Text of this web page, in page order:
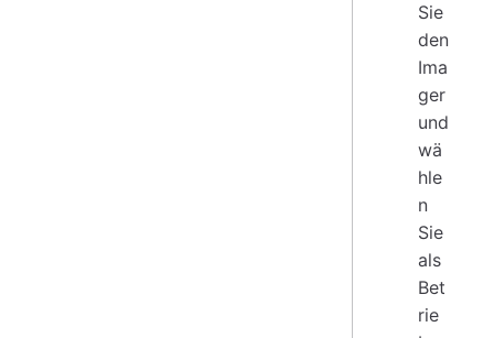
Sie
den
Ima
ger
und
wä
hle
n
Sie
als
Bet
rie